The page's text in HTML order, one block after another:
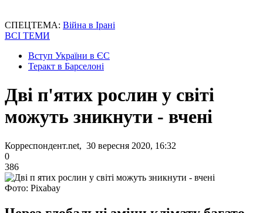
СПЕЦТЕМА: Війна в Ірані
ВСІ ТЕМИ
Вступ України в ЄС
Теракт в Барселоні
Дві п'ятих рослин у світі
можуть зникнути - вчені
Корреспондент.net, 30 вересня 2020, 16:32
0
386
Фото: Pixabay